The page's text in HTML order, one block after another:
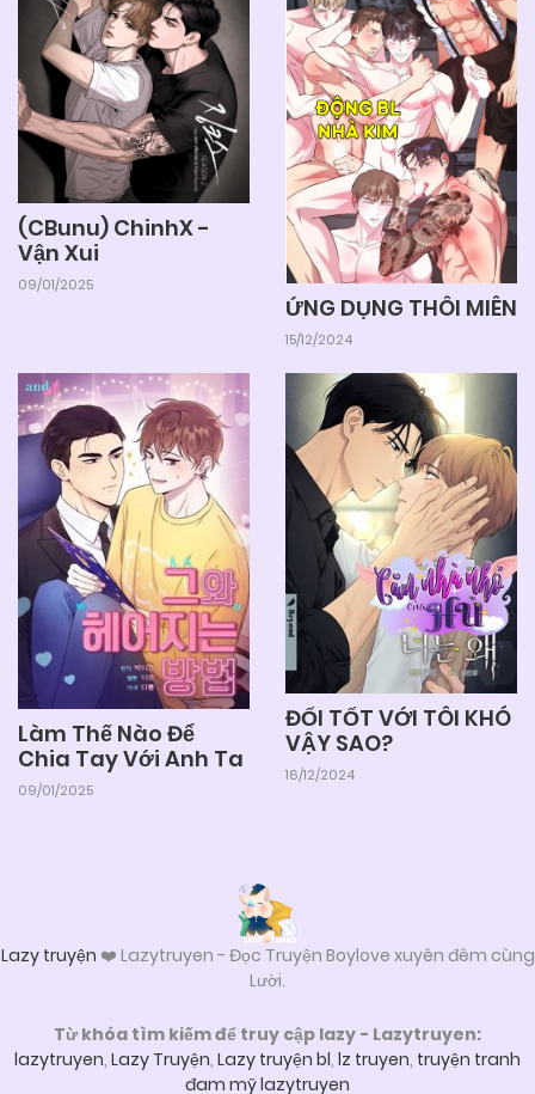
(CBunu) ChinhX -
Vận Xui
09/01/2025
ỨNG DỤNG THÔI MIÊN
15/12/2024
Làm Thế Nào Để
Chia Tay Với Anh Ta
09/01/2025
ĐỐI TỐT VỚI TÔI KHÓ
VẬY SAO?
16/12/2024
Lazy truyện ❤️ Lazytruyen - Đọc Truyện Boylove xuyên đêm cùng
Lười.
Từ khóa tìm kiếm để truy cập lazy - Lazytruyen:
lazytruyen, Lazy Truyện, Lazy truyện bl, lz truyen, truyện tranh
đam mỹ lazytruyen